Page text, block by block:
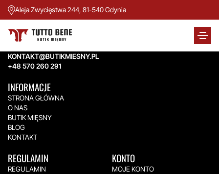
Aleja Zwycięstwa 244, 81-540 Gdynia
TUTTO BENE BUTIK MIĘSNY
Aleja Zwycięstwa 244,
KONTAKT@BUTIKMIESNY.PL
+48 570 260 291
INFORMACJE
STRONA GŁÓWNA
O NAS
BUTIK MIĘSNY
BLOG
KONTAKT
REGULAMIN
REGULAMIN
KONTO
MOJE KONTO